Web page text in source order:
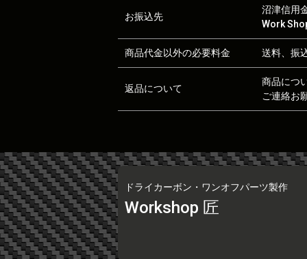
お振込先
沼津信用
Work
商品代金以外の必要料金 送料、振
返品について
商品につ
ご連絡お
ドライカーボン・ワンオフパーツ製作
Workshop 匠